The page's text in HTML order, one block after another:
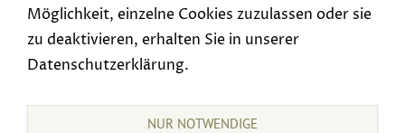
Möglichkeit, einzelne Cookies zuzulassen oder sie
zu deaktivieren, erhalten Sie in unserer
Datenschutzerklärung.
NUR NOTWENDIGE